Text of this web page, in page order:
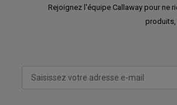
Rejoignez l'équipe Callaway pour ne